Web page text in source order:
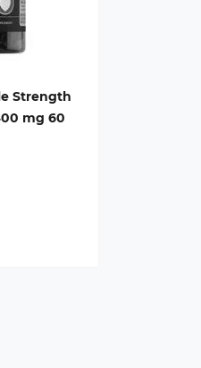
Strength
mg 60